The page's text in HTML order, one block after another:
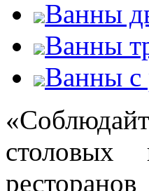
Ванны
Ванны
Ванны с
столовых